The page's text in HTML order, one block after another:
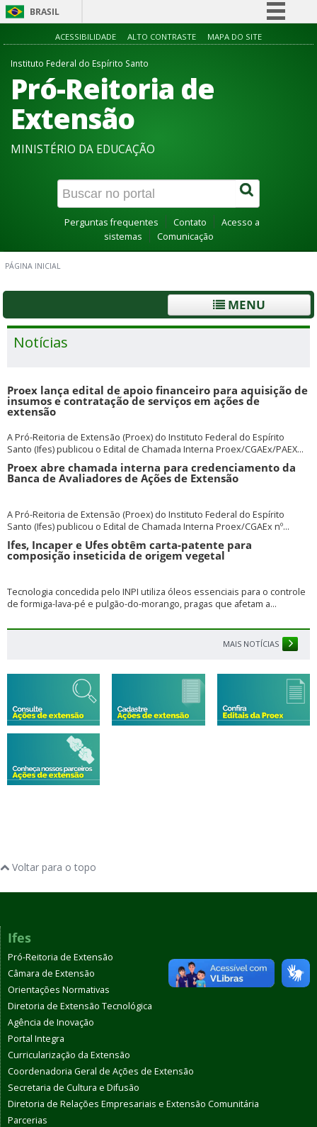
BRASIL
Simplifique!
Acesso à informação
ACESSIBILIDADE ALTO CONTRASTE MAPA DO SITE
Instituto Federal do Espírito Santo
Pró-Reitoria de
Extensão
MINISTÉRIO DA EDUCAÇÃO
Perguntas frequentes Contato
Acesso a
sistemas
Comunicação
PÁGINA INICIAL
MENU
Notícias
Proex lança edital de apoio financeiro para aquisição de
insumos e contratação de serviços em ações de
extensão
A Pró-Reitoria de Extensão (Proex) do Instituto Federal do Espírito
Santo (Ifes) publicou o Edital de Chamada Interna Proex/CGAEx/PAEX...
Proex abre chamada interna para credenciamento da
Banca de Avaliadores de Ações de Extensão
A Pró-Reitoria de Extensão (Proex) do Instituto Federal do Espírito
Santo (Ifes) publicou o Edital de Chamada Interna Proex/CGAEx nº...
Ifes, Incaper e Ufes obtêm carta-patente para
composição inseticida de origem vegetal
Tecnologia concedida pelo INPI utiliza óleos essenciais para o controle
de formiga-lava-pé e pulgão-do-morango, pragas que afetam a...
MAIS NOTÍCIAS
Voltar para o topo
Ifes
Pró-Reitoria de Extensão
Câmara de Extensão
Orientações Normativas
Diretoria de Extensão Tecnológica
Agência de Inovação
Portal Integra
Curricularização da Extensão
Coordenadoria Geral de Ações de Extensão
Secretaria de Cultura e Difusão
Diretoria de Relações Empresariais e Extensão Comunitária
Parcerias